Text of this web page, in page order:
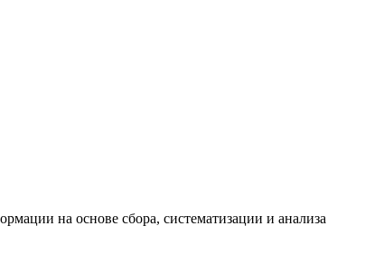
на основе сбора, систематизации и анализа